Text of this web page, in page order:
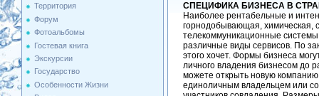
Территория
Форум
Фотоальбомы
Гостевая книга
Экскурсии
Государство
Особенности Жизни
СПЕЦИФИКА БИЗНЕСА В
Наиболее рентабельные и
горнодобывающая, химическая,
телекоммуникационные
различные виды сервисов. По
этого хочет. Формы бизнеса
личного владения бизнесом до
можете открыть новую
единоличным владельцем или